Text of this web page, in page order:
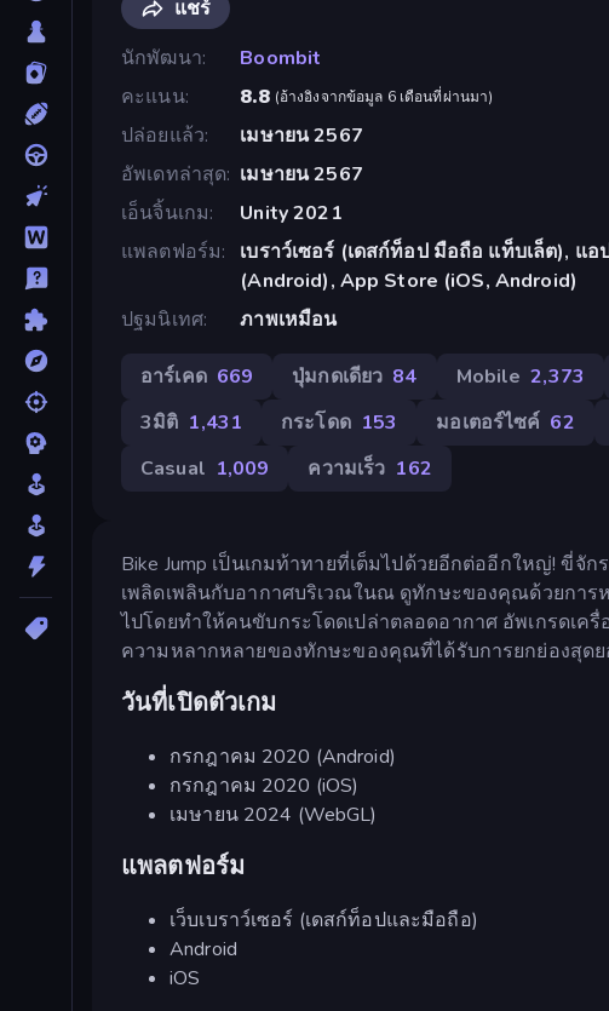
แชร์
นักพัฒนา
Boombit
คะแนน
8.8 (อ้างอิงจากข้อมูล 6 เดือนที่ผ่านมา)
ปล่อยแล้ว
เมษายน 2567
อัพเดทล่าสุด เมษายน 2567
เอ็นจิ้นเกม
Unity 2021
แพลตฟอร์ม
เบราว์เซอร์ (เดสก์ท็อป มือถือ แท็บเล็ต), แอ
(Android), App Store (iOS, Android)
ปฐมนิเทศ
ภาพเหมือน
อาร์เคด 669 ปุ่มกดเดียว 84 Mobile 2,373
3มิติ 1,431 กระโดด 153 มอเตอร์ไซค์ 62
Casual 1,009 ความเร็ว 162
Bike Jump เป็นเกมท้าทายที่เต็มไปด้วยอีกต่ออีกใหญ่! ขี่
เพลิดเพลินกับอากาศบริเวณในณ ดูทักษะของคุณด้วยกา
ไปโดยทำให้คนขับกระโดดเปล่าตลอดอากาศ อัพเกรดเ
ความหลากหลายของทักษะของคุณที่ได้รับการยกย่องสุด
วันที่เปิดตัวเกม
กรกฎาคม 2020 (Android)
กรกฎาคม 2020 (iOS)
เมษายน 2024 (WebGL)
แพลตฟอร์ม
เว็บเบราว์เซอร์ (เดสก์ท็อปและมือถือ)
Android
iOS